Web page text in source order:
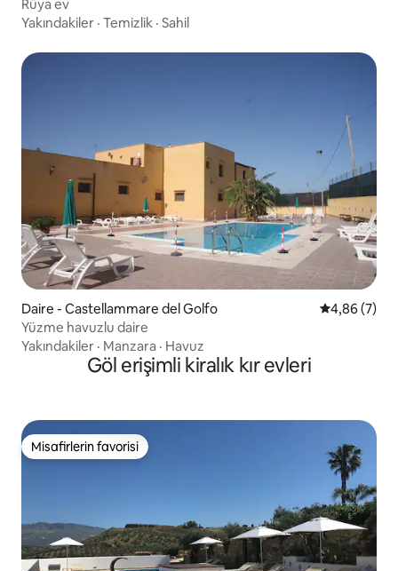
Rüya ev
Yakındakiler · Temizlik · Sahil
Daire - Castellammare del Golfo 5 üzerinden
4,86 (7)
Yüzme havuzlu daire
Yakındakiler · Manzara · Havuz
Göl erişimli kiralık kır evleri
Misafirlerin favorisi
Misafirlerin favorisi